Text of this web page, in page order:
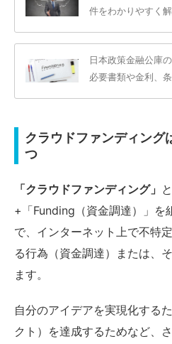
件をわかりやすく
日本政策金融公庫
必要書類や金利、
クラウドファンディング
つ
「クラウドファンディング」
+「Funding（資金調達）」を
で、インターネット上で不特
る行為（資金調達）または、
ます。
自分のアイデアを実現化する
クト）を達成するためなど、